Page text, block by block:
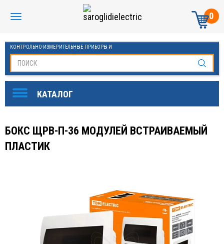
0
КОНТРОЛЬНО-ИЗМЕРИТЕЛЬНЫЕ ПРИБОРЫ И
БОКС ЩРВ-П-36 МОДУЛЕЙ ВСТРАИВАЕМЫЙ
ПЛАСТИК